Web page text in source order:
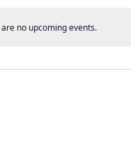
通
no upcoming events.